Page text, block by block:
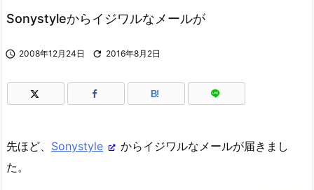
Sonystyleからイジワルなメールが
 2008年12月24日  2016年8月2日
B!
先ほど、 Sonystyle
からイジワルなメールが届きまし
た。